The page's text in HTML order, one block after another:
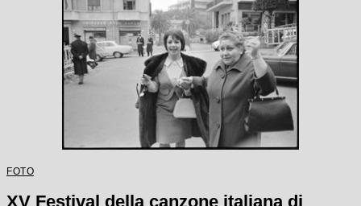
FOTO
XV Festival della canzone italiana di